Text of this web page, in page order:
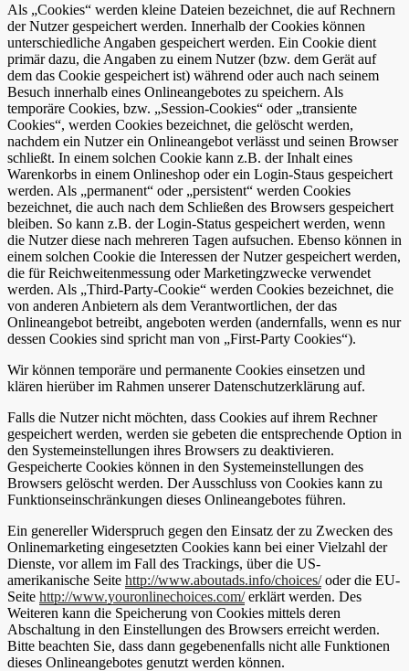
Als „Cookies“ werden kleine Dateien bezeichnet, die auf Rechnern
der Nutzer gespeichert werden. Innerhalb der Cookies können
unterschiedliche Angaben gespeichert werden. Ein Cookie dient
primär dazu, die Angaben zu einem Nutzer (bzw. dem Gerät auf
dem das Cookie gespeichert ist) während oder auch nach seinem
Besuch innerhalb eines Onlineangebotes zu speichern. Als
temporäre Cookies, bzw. „Session-Cookies“ oder „transiente
Cookies“, werden Cookies bezeichnet, die gelöscht werden,
nachdem ein Nutzer ein Onlineangebot verlässt und seinen Browser
schließt. In einem solchen Cookie kann z.B. der Inhalt eines
Warenkorbs in einem Onlineshop oder ein Login-Staus gespeichert
werden. Als „permanent“ oder „persistent“ werden Cookies
bezeichnet, die auch nach dem Schließen des Browsers gespeichert
bleiben. So kann z.B. der Login-Status gespeichert werden, wenn
die Nutzer diese nach mehreren Tagen aufsuchen. Ebenso können in
einem solchen Cookie die Interessen der Nutzer gespeichert werden,
die für Reichweitenmessung oder Marketingzwecke verwendet
werden. Als „Third-Party-Cookie“ werden Cookies bezeichnet, die
von anderen Anbietern als dem Verantwortlichen, der das
Onlineangebot betreibt, angeboten werden (andernfalls, wenn es nur
dessen Cookies sind spricht man von „First-Party Cookies“).
Wir können temporäre und permanente Cookies einsetzen und
klären hierüber im Rahmen unserer Datenschutzerklärung auf.
Falls die Nutzer nicht möchten, dass Cookies auf ihrem Rechner
gespeichert werden, werden sie gebeten die entsprechende Option in
den Systemeinstellungen ihres Browsers zu deaktivieren.
Gespeicherte Cookies können in den Systemeinstellungen des
Browsers gelöscht werden. Der Ausschluss von Cookies kann zu
Funktionseinschränkungen dieses Onlineangebotes führen.
Ein genereller Widerspruch gegen den Einsatz der zu Zwecken des
Onlinemarketing eingesetzten Cookies kann bei einer Vielzahl der
Dienste, vor allem im Fall des Trackings, über die US-
amerikanische Seite http://www.aboutads.info/choices/oder die EU-
Seite http://www.youronlinechoices.com/erklärt werden. Des
Weiteren kann die Speicherung von Cookies mittels deren
Abschaltung in den Einstellungen des Browsers erreicht werden.
Bitte beachten Sie, dass dann gegebenenfalls nicht alle Funktionen
dieses Onlineangebotes genutzt werden können.